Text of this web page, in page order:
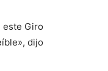
este Giro
dijo